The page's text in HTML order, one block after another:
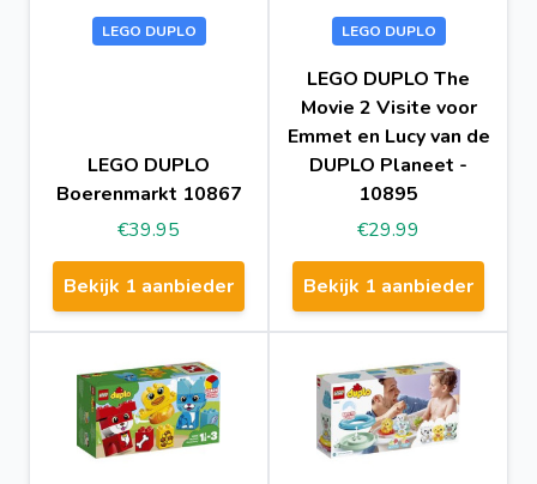
LEGO DUPLO
LEGO DUPLO
Boerenmarkt 10867
€39.95
Bekijk 1 aanbieder
LEGO DUPLO
LEGO DUPLO The
Movie 2 Visite voor
Emmet en Lucy van de
DUPLO Planeet -
10895
€29.99
Bekijk 1 aanbieder